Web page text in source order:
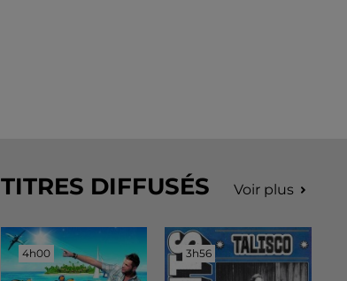
TITRES DIFFUSÉS Voir plus
4h00
4h00 3h56
3h56